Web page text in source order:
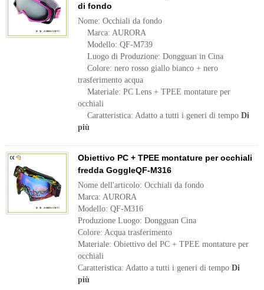
di fondo
Nome: Occhiali da fondo
Marca: AURORA
Modello: QF-M739
Luogo di Produzione: Dongguan in Cina
Colore: nero rosso giallo bianco + nero
trasferimento acqua
Materiale: PC Lens + TPEE montature per
occhiali
Caratteristica: Adatto a tutti i generi di tempo Di
più
Obiettivo PC + TPEE montature per occhiali
fredda GoggleQF-M316
Nome dell'articolo: Occhiali da fondo
Marca: AURORA
Modello: QF-M316
Produzione Luogo: Dongguan Cina
Colore: Acqua trasferimento
Materiale: Obiettivo del PC + TPEE montature per
occhiali
Caratteristica: Adatto a tutti i generi di tempo Di
più